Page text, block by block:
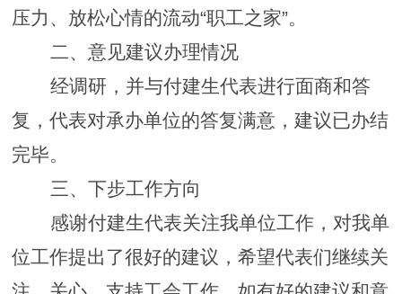
压力、放松心情的流动“职工之家”。
二、意见建议办理情况
经调研，并与付建生代表进行面商和答
复，代表对承办单位的答复满意，建议已办结
完毕。
三、下步工作方向
感谢付建生代表关注我单位工作，对我单
位工作提出了很好的建议，希望代表们继续关